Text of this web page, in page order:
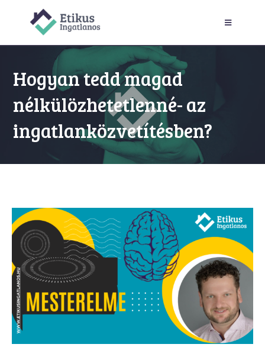
Hogyan tedd magad
nélkülözhetetlenné- az
ingatlanközvetítésben?